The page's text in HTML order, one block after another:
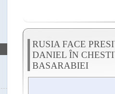
RUSIA FACE
DANIEL ÎN
BASARABIEI